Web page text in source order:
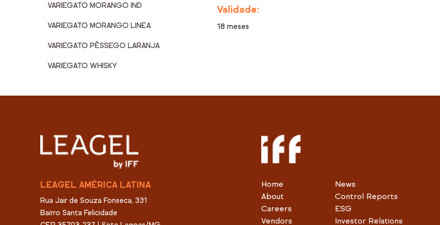
VARIEGATO MORANGO IND
VARIEGATO MORANGO LINEA
VARIEGATO PÊSSEGO LARANJA
VARIEGATO WHISKY
Validade:
18 meses
LEAGEL AMÉRICA LATINA
Rua Jair de Souza Fonseca, 331
Bairro Santa Felicidade
Home
About
Careers
Vendors
News
Control Reports
ESG
Investor Relations